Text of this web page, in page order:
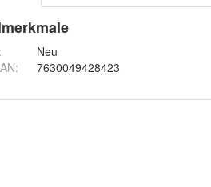
Neu
7630049428423